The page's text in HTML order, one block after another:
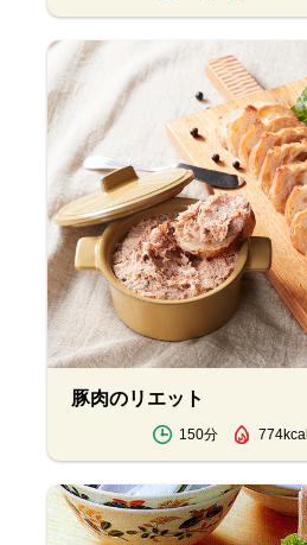
豚肉のリエット
150分 774kcal